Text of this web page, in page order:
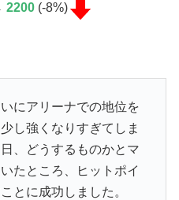
2200 (-8%)
にアリーナでの地位を
し強くなりすぎてしま
、どうするものかとマ
たところ、ヒットポイ
とに成功しました。